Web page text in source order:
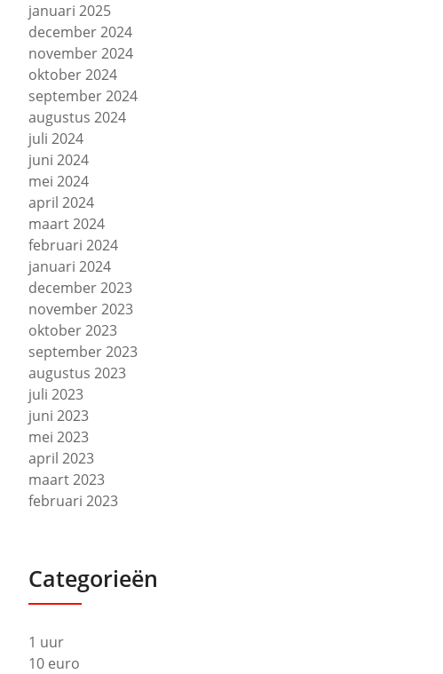
januari 2025
december 2024
november 2024
oktober 2024
september 2024
augustus 2024
juli 2024
juni 2024
mei 2024
april 2024
maart 2024
februari 2024
januari 2024
december 2023
november 2023
oktober 2023
september 2023
augustus 2023
juli 2023
juni 2023
mei 2023
april 2023
maart 2023
februari 2023
Categorieën
1 uur
10 euro